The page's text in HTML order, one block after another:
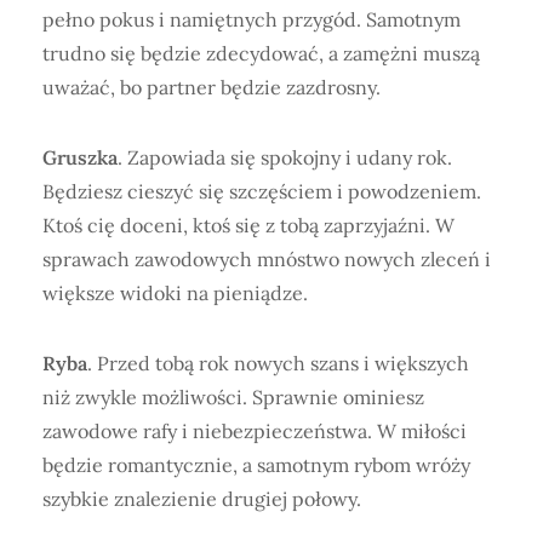
pełno pokus i namiętnych przygód. Samotnym
trudno się będzie zdecydować, a zamężni muszą
uważać, bo partner będzie zazdrosny.
Gruszka. Zapowiada się spokojny i udany rok.
Będziesz cieszyć się szczęściem i powodzeniem.
Ktoś cię doceni, ktoś się z tobą zaprzyjaźni. W
sprawach zawodowych mnóstwo nowych zleceń i
większe widoki na pieniądze.
Ryba. Przed tobą rok nowych szans i większych
niż zwykle możliwości. Sprawnie ominiesz
zawodowe rafy i niebezpieczeństwa. W miłości
będzie romantycznie, a samotnym rybom wróży
szybkie znalezienie drugiej połowy.